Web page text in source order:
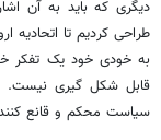
دیگری که باید به آن
طراحی کردیم تا اتحادیه
به خودی خود یک تفکر
قابل شکل گیری نیست.
سیاست محکم و قانع